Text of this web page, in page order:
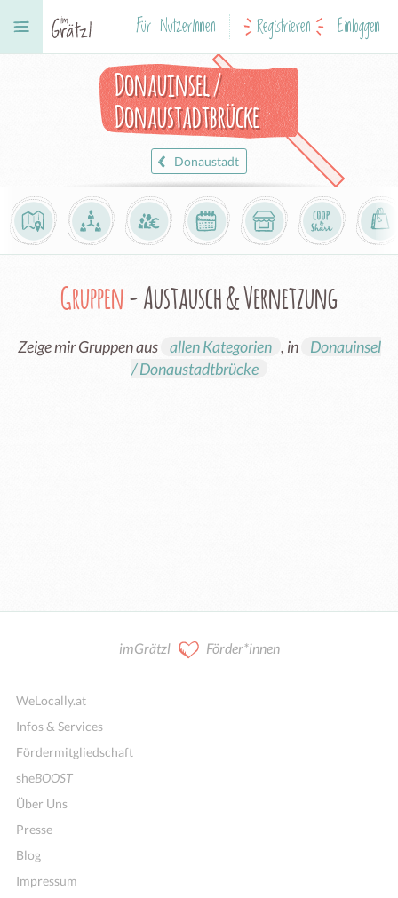
Für NutzerInnen Registrieren Einloggen
Donauinsel /
Donaustadtbrücke
Donaustadt
Gruppen- Austausch & Vernetzung
Zeige mir Gruppen aus allen Kategorien , in
Donauinsel
/ Donaustadtbrücke
imGrätzl Förder*innen
WeLocally.at
Infos & Services
Fördermitgliedschaft
sheBOOST
Über Uns
Presse
Blog
Impressum